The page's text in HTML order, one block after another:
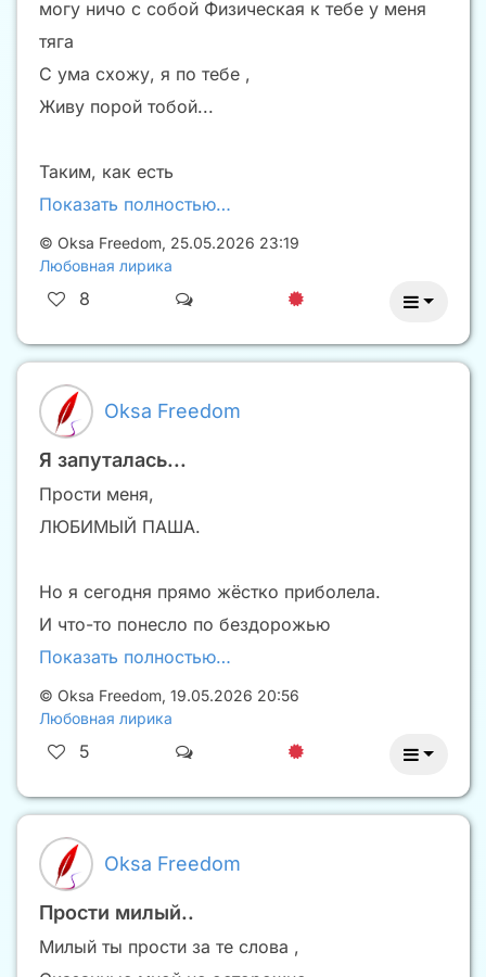
могу ничо с собой Физическая к тебе у меня
тяга
С ума схожу, я по тебе ,
Живу порой тобой...
Таким, как есть
Показать полностью…
© Oksa Freedom, 25.05.2026 23:19
Любовная лирика
8
Oksa Freedom
Я запуталась...
Прости меня,
ЛЮБИМЫЙ ПАША.
Но я сегодня прямо жёстко приболела.
И что-то понесло по бездорожью
Показать полностью…
© Oksa Freedom, 19.05.2026 20:56
Любовная лирика
5
Oksa Freedom
Прости милый..
Милый ты прости за те слова ,